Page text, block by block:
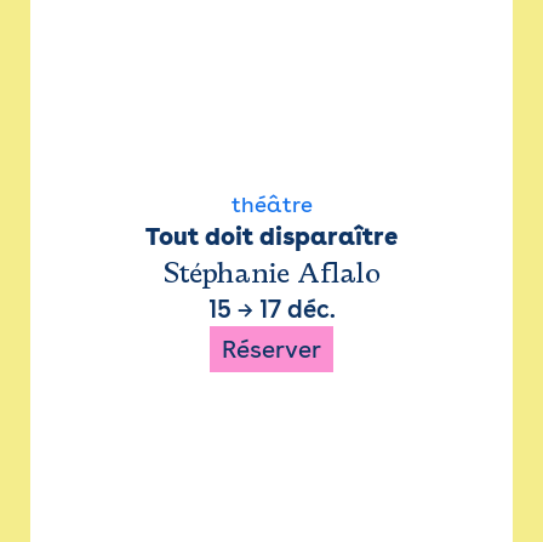
théâtre
Tout doit disparaître
Stéphanie Aflalo
15 → 17 déc.
Réserver